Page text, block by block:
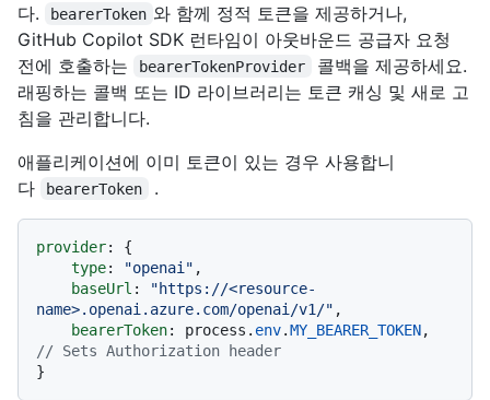
다.
bearerToken 와 함께 정적 토큰을 제공하거나,
GitHub Copilot SDK 런타임이 아웃바운드 공급자 요청
전에 호출하는
bearerTokenProvider
콜백을 제공하세요.
래핑하는 콜백 또는 ID 라이브러리는 토큰 캐싱 및 새로 고
침을 관리합니다.
애플리케이션에 이미 토큰이 있는 경우 사용합니
다
bearerToken .
provider: {
type: "openai" ,
baseUrl :
"https://<resource-
name>.openai.azure.com/openai/v1/" ,
bearerToken: process. env.MY_BEARER_TOKEN
// Sets Authorization header